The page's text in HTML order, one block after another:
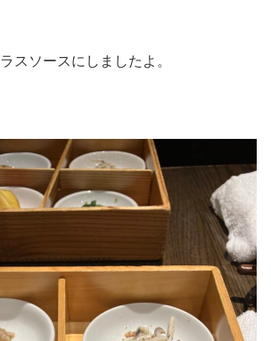
スソースにしましたよ。